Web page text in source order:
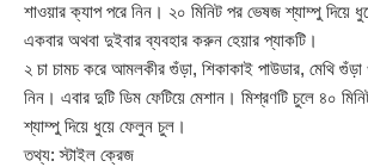
শাওয়ার ক্যাপ পরে নিন। ২০ মিনিট পর ভেষজ শ্যাম্পু দিয়ে
একবার অথবা দুইবার ব্যবহার করুন হেয়ার প্যাকটি।
২ চা চামচ করে আমলকীর গুঁড়া, শিকাকাই পাউডার, মেথি গুঁড়া
নিন। এবার দুটি ডিম ফেটিয়ে মেশান। মিশ্রণটি চুলে ৪০
শ্যাম্পু দিয়ে ধুয়ে ফেলুন চুল।
তথ্য: স্টাইল ক্রেজ